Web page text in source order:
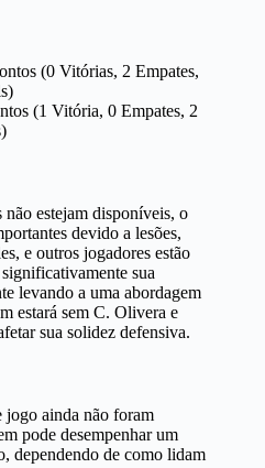
(0 Vitórias, 2 Empates,
(1 Vitória, 0 Empates, 2
não estejam disponíveis, o
devido a lesões,
e outros jogadores estão
sua
levando a uma abordagem
estará sem C. Olivera e
sua solidez defensiva.
jogo ainda não foram
pode desempenhar um
dependendo de como lidam